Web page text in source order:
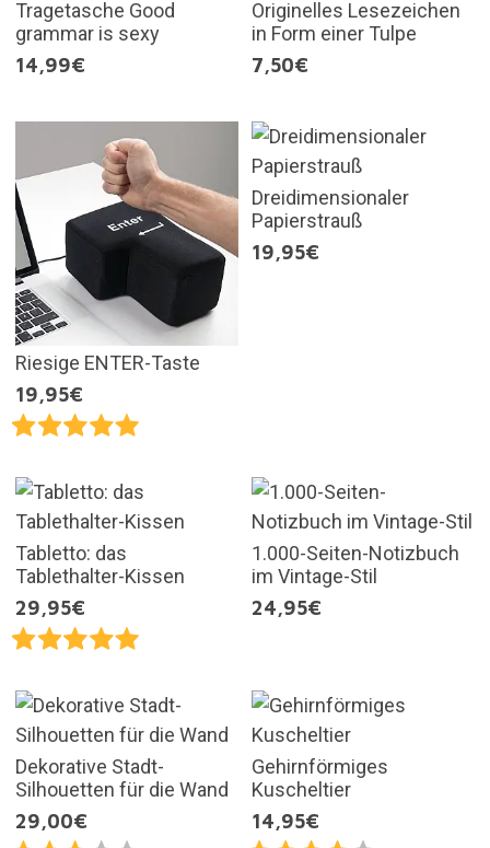
Tragetasche Good
grammar is sexy
14,99€
Originelles Lesezeichen
in Form einer Tulpe
7,50€
Riesige ENTER-Taste
19,95€
Dreidimensionaler
Papierstrauß
19,95€
Tabletto: das
Tablethalter-Kissen
29,95€
1.000-Seiten-Notizbuch
im Vintage-Stil
24,95€
Dekorative Stadt-
Silhouetten für die Wand
29,00€
Gehirnförmiges
Kuscheltier
14,95€